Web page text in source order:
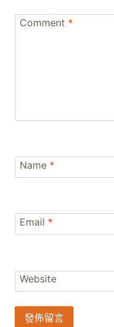
Comment *
Name *
Email *
Website